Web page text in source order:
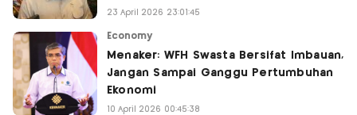
23 April 2026 23:01:45
Economy
Menaker: WFH Swasta Bersifat Imbauan,
Jangan Sampai Ganggu Pertumbuhan
Ekonomi
10 April 2026 00:45:38